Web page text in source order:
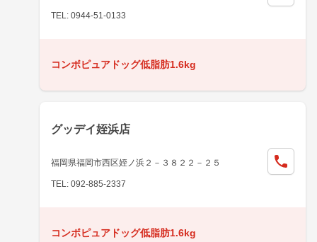
TEL: 0944-51-0133
コンボピュアドッグ低脂肪1.6kg
グッデイ姪浜店
福岡県福岡市西区姪ノ浜２－３８２２－２５
TEL: 092-885-2337
コンボピュアドッグ低脂肪1.6kg